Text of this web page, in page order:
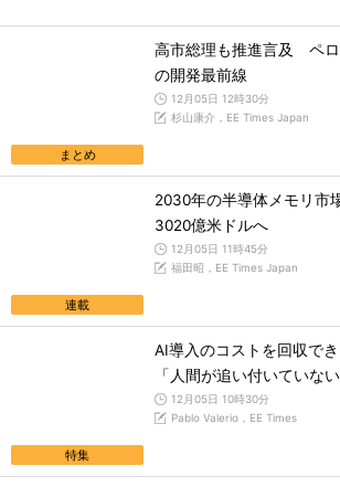
まとめ
高市総理も推進言及 ペ
の開発最前線
12月05日 12時30分
杉山康介，EE Times Japan
連載
2030年の半導体メモリ市
3020億米ドルへ
12月05日 11時45分
福田昭，EE Times Japan
特集
AI導入のコストを回収で
「人間が追い付いていない
12月05日 10時30分
Pablo Valerio，EE Times